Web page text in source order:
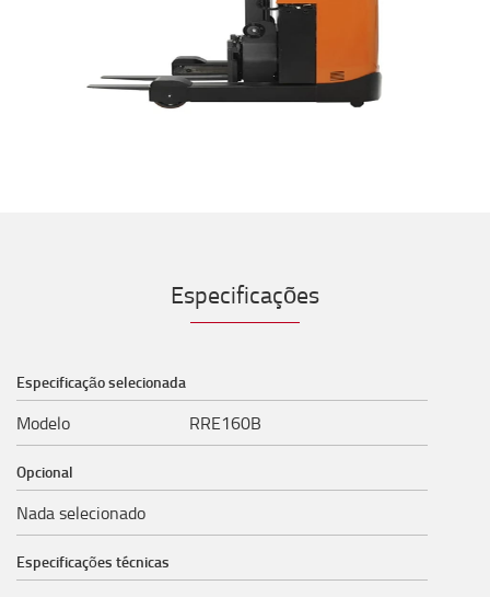
Especificações
Especificação selecionada
Modelo RRE160B
Opcional
Nada selecionado
Especificações técnicas